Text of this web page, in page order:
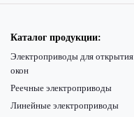
Каталог продукции:
Электроприводы для открытия
окон
Реечные электроприводы
Линейные электроприводы